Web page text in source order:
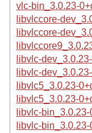
vlc-bin_3.0.23-
libvlccore-
libvlccore-
libvlc-
libvlc-
libvlc5_3.0.23-
libvlc5_3.0.23-
libvlc-
libvlc-